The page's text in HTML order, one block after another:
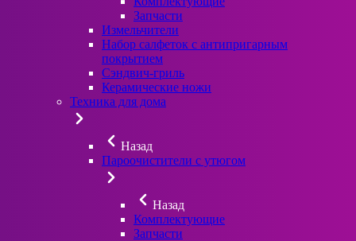
Запчасти
Измельчители
Набор салфеток с антипригарным
покрытием
Сэндвич-гриль
Керамические ножи
Техника для дома
Назад
Пароочистители с утюгом
Назад
Комплектующие
Запчасти